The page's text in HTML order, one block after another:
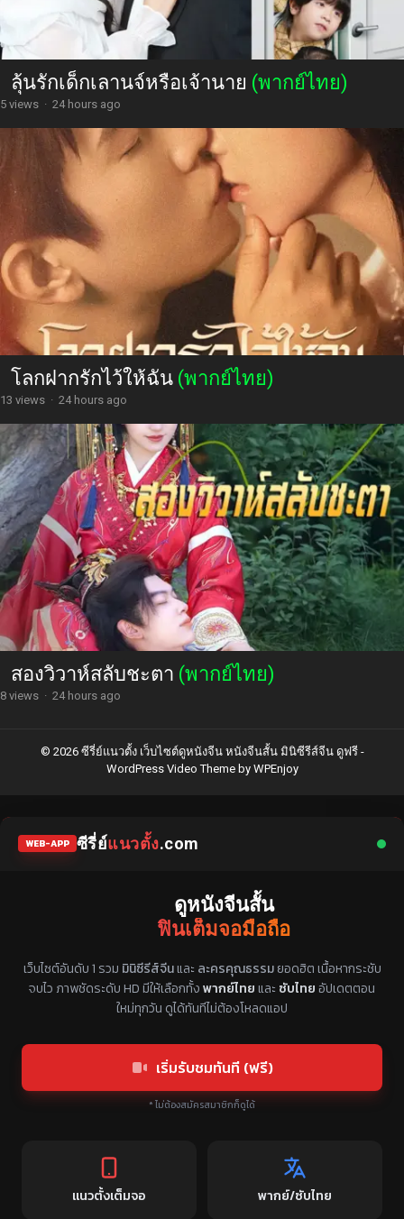
ลุ้นรักเด็กเลานจ์หรือเจ้านาย (พากย์ไทย)
5 views · 24 hours ago
โลกฝากรักไว้ให้ฉัน (พากย์ไทย)
13 views · 24 hours ago
สองวิวาห์สลับชะตา (พากย์ไทย)
8 views · 24 hours ago
© 2026 ซีรี่ย์แนวตั้ง เว็บไซต์ดูหนังจีน หนังจีนสั้น มินิซีรีส์จีน ดูฟรี -
WordPress Video Themeby WPEnjoy
WEB-APP ซีรี่ย์แนวตั้ง.com
ดูหนังจีนสั้น
ฟินเต็มจอมือถือ
เว็บไซต์อันดับ 1 รวม มินิซีรีส์จีนและ ละครคุณธรรมยอดฮิต เนื้อหากระชับ
จบไว ภาพชัดระดับ HD มีให้เลือกทั้งพากย์ไทยและ ซับไทยอัปเดตตอน
ใหม่ทุกวัน ดูได้ทันทีไม่ต้องโหลดแอป
เริ่มรับชมทันที (ฟรี)
* ไม่ต้องสมัครสมาชิกก็ดูได้
แนวตั้งเต็มจอ พากย์/ซับไทย